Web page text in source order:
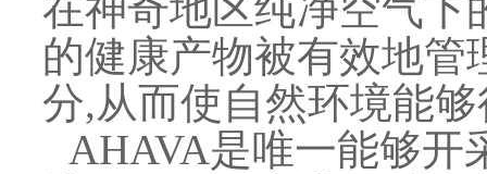
的健康产物被有效地管
分,从而使自然环境能
AHAVA是唯一能够开